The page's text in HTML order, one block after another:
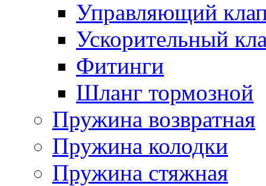
Управляющий
Ускорительный
Фитинги
Шланг тормозной
Пружина возвратная
Пружина колодки
Пружина стяжная